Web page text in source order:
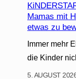
Mamas mit
etwas zu
Immer mehr
die Kinder
5. AUGUST